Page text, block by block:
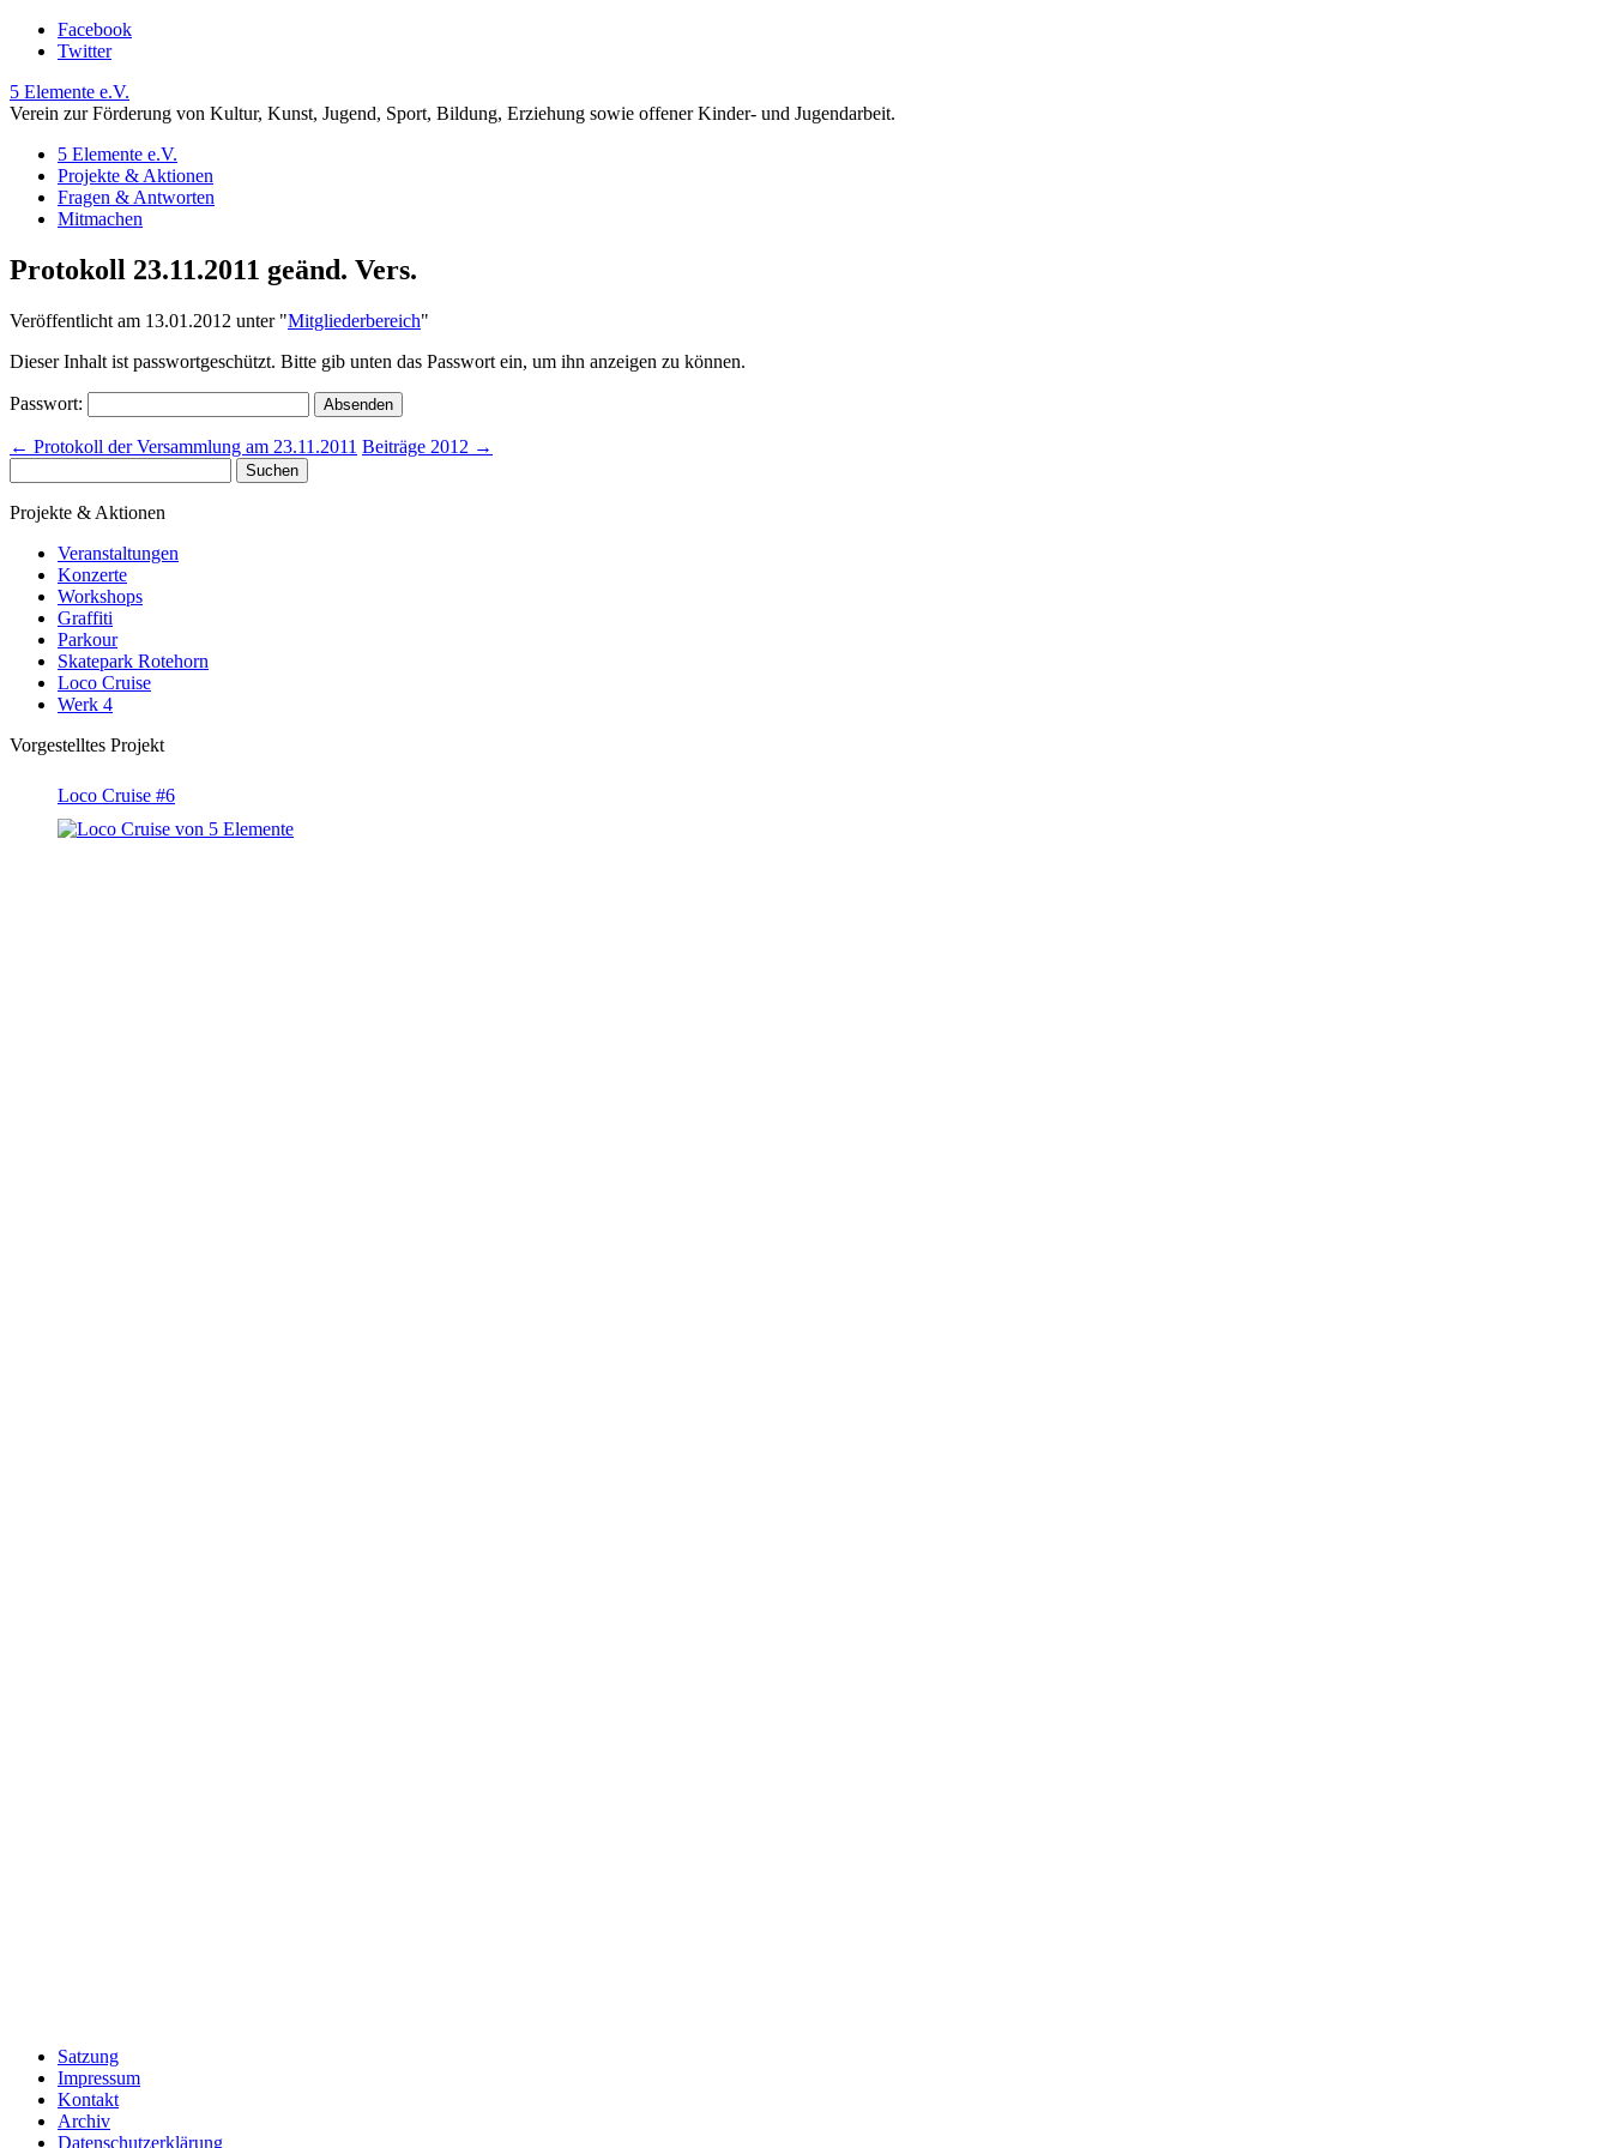
Facebook
Twitter
5 Elemente e.V.
Verein zur Förderung von Kultur, Kunst, Jugend, Sport, Bildung, Erziehung sowie offener Kinder- und Jugendarbeit.
5 Elemente e.V.
Projekte & Aktionen
Fragen & Antworten
Mitmachen
Protokoll 23.11.2011 geänd. Vers.
Veröffentlicht am 13.01.2012 unter "Mitgliederbereich"
Dieser Inhalt ist passwortgeschützt. Bitte gib unten das Passwort ein, um ihn anzeigen zu können.
Passwort:
← Protokoll der Versammlung am 23.11.2011 Beiträge 2012 →
nach:
Projekte & Aktionen
Veranstaltungen
Konzerte
Workshops
Graffiti
Parkour
Skatepark Rotehorn
Loco Cruise
Werk 4
Vorgestelltes Projekt
Loco Cruise #6
Satzung
Impressum
Kontakt
Archiv
Datenschutzerklärung